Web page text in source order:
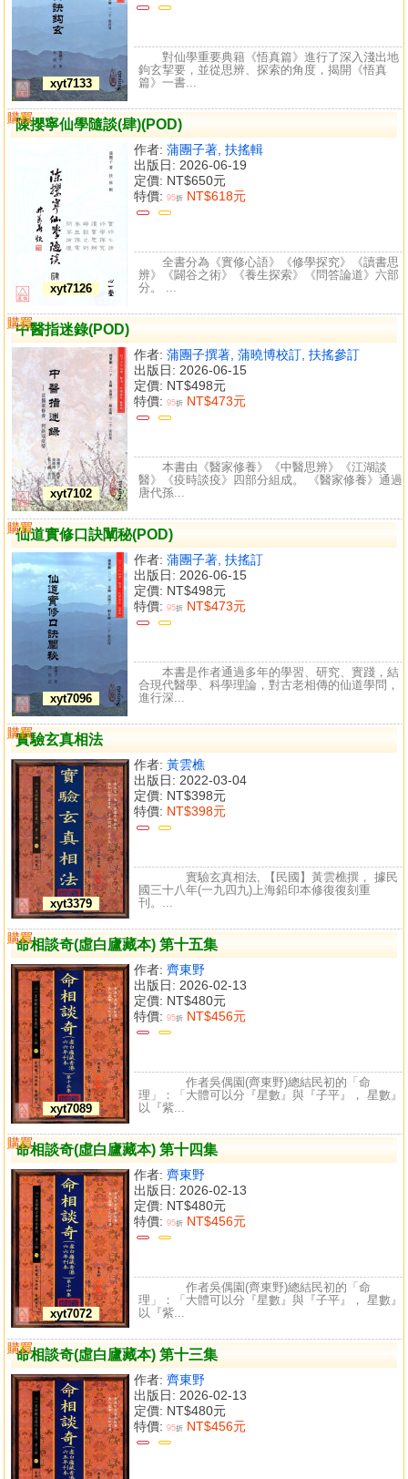
xyt7133
對仙學重要典籍《悟真篇》進行了深入淺出地
鉤玄挈要，並從思辨、探索的角度，揭開《悟真
篇》一書...
陳攖寧仙學隨談(肆)(POD)
xyt7126
作者: 蒲團子著, 扶搖輯
出版日: 2026-06-19
定價: NT$650元
特價: 95折 NT$618元
購買
比較
全書分為《實修心語》《修學探究》《讀書思
辨》《闢谷之術》《養生探索》《問答論道》六部
分。 ...
中醫指迷錄(POD)
xyt7102
作者: 蒲團子撰著, 蒲曉博校訂, 扶搖參訂
出版日: 2026-06-15
定價: NT$498元
特價: 95折 NT$473元
購買
比較
本書由《醫家修養》《中醫思辨》《江湖談
醫》《疫時談疫》四部分組成。 《醫家修養》通過
唐代孫...
仙道實修口訣闡秘(POD)
xyt7096
作者: 蒲團子著, 扶搖訂
出版日: 2026-06-15
定價: NT$498元
特價: 95折 NT$473元
購買
比較
本書是作者通過多年的學習、研究、實踐，結
合現代醫學、科學理論，對古老相傳的仙道學問，
進行深...
實驗玄真相法
xyt3379
作者: 黃雲樵
出版日: 2022-03-04
定價: NT$398元
特價: NT$398元
購買
比較
實驗玄真相法, 【民國】黃雲樵撰， 據民
國三十八年(一九四九)上海鉛印本修復復刻重
刊。...
命相談奇(虛白廬藏本) 第十五集
xyt7089
作者: 齊東野
出版日: 2026-02-13
定價: NT$480元
特價: 95折 NT$456元
購買
比較
作者吳偶園(齊東野)總結民初的「命
理」：「大體可以分『星數』與『子平』， 星數』
以『紫...
命相談奇(虛白廬藏本) 第十四集
xyt7072
作者: 齊東野
出版日: 2026-02-13
定價: NT$480元
特價: 95折 NT$456元
購買
比較
作者吳偶園(齊東野)總結民初的「命
理」：「大體可以分『星數』與『子平』， 星數』
以『紫...
命相談奇(虛白廬藏本) 第十三集
作者: 齊東野
出版日: 2026-02-13
定價: NT$480元
特價: 95折 NT$456元
購買
比較